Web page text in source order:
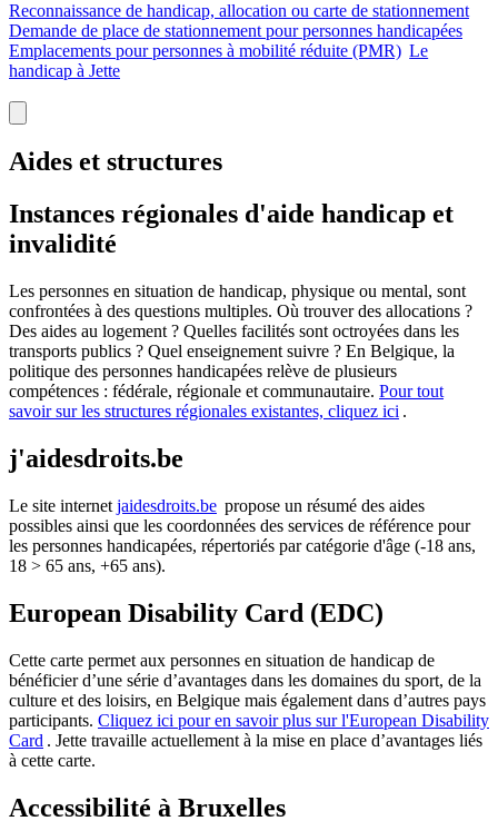
Reconnaissance de handicap, allocation ou carte de stationnement
Demande de place de stationnement pour personnes handicapées
Emplacements pour personnes à mobilité réduite (PMR) Le
handicap à Jette
Aides et structures
Instances régionales d'aide handicap et
invalidité
Les personnes en situation de handicap, physique ou mental, sont
confrontées à des questions multiples. Où trouver des allocations ?
Des aides au logement ? Quelles facilités sont octroyées dans les
transports publics ? Quel enseignement suivre ? En Belgique, la
politique des personnes handicapées relève de plusieurs
compétences : fédérale, régionale et communautaire. Pour tout
savoir sur les structures régionales existantes, cliquez ici .
j'aidesdroits.be
Le site internet jaidesdroits.be propose un résumé des aides
possibles ainsi que les coordonnées des services de référence pour
les personnes handicapées, répertoriés par catégorie d'âge (-18 ans,
18 > 65 ans, +65 ans).
European Disability Card (EDC)
Cette carte permet aux personnes en situation de handicap de
bénéficier d’une série d’avantages dans les domaines du sport, de la
culture et des loisirs, en Belgique mais également dans d’autres pays
participants. Cliquez ici pour en savoir plus sur l'European Disability
Card . Jette travaille actuellement à la mise en place d’avantages liés
à cette carte.
Accessibilité à Bruxelles